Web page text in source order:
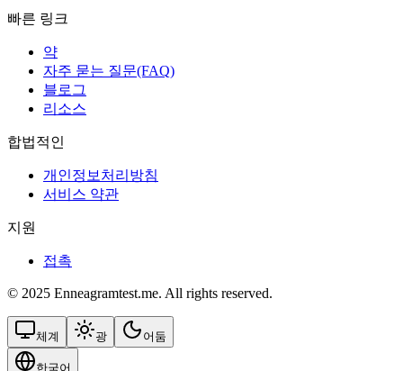
빠른 링크
약
자주 묻는 질문(FAQ)
블로그
리소스
합법적인
개인정보처리방침
서비스 약관
지원
접촉
© 2025 Enneagramtest.me. All rights reserved.
체계 광 어둠
한국어